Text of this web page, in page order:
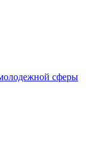
сферы